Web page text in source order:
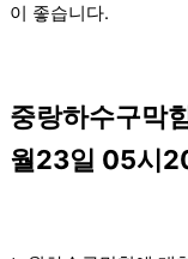
이 좋습니다.
중랑하수구막
월23일 05시